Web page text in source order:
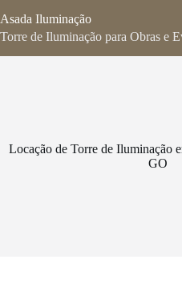
para
o
Asada Iluminação
Torre de Iluminação para Obras e
Locação de Torre de Iluminação
GO